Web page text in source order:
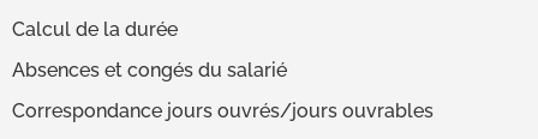
Calcul de la durée
Absences et congés du salarié
Correspondance jours ouvrés/jours ouvrables